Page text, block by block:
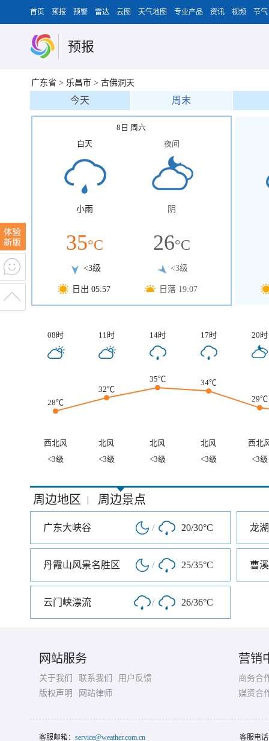
首页 预报 预警 雷达 云图 天气地图 专业产品 资讯 视频 节气
预报
广东省 > 乐昌市 > 古佛洞天
今天 周末
8日 周六
白天
小雨
35°C
<3级
日出 05:57
夜间
阴
26°C
<3级
日落 19:07
08时 11时 14时 17时 20时
28℃
32℃
35℃
34℃
29℃
西北风 北风 北风 北风
西北
<3级
<3级 <3级 <3级 <3级
周边地区 | 周边景点
广东大峡谷 / 20/30°C 龙
丹霞山风景名胜区 / 25/35°C 曹
云门峡漂流 / 26/36°C
网站服务
关于我们 联系我们
用户反馈
版权声明
网站律师
营销
商务合
媒资合
客服邮箱： service@weather.com.cn 客服电